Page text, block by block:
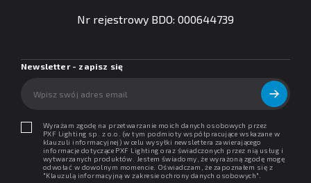
Nr rejestrowy BDO: 000644739
Newsletter - zapisz się
Wyrażam zgodę na przetwarzanie moich danych osobowych przez
PXF Lighting sp. z o.o. (w tym podmioty współpracujące wskazane w
klauzuli informacyjnej) w celu wysyłki newslettera zawierającego
informacje dotyczące PXF Lighting oraz świadczonych przez nią usług i
wytwarzanych produktów. Jestem świadomy, że wyrażoną zgodę mogę
odwołać w dowolnym momencie. Oświadczam, że zapoznałem się z
"Klauzulą informacyjną w zakresie ochrony danych osobowych".